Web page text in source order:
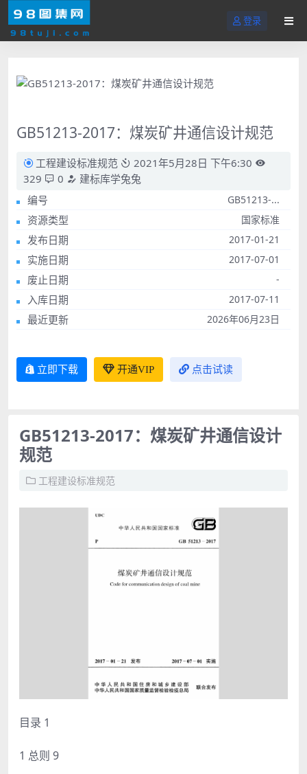
登录
GB51213-2017：煤炭矿井通信设计规范
工程建设标准规范
2021年5月28日 下午6:30
329
0
建标库学兔兔
编号
GB51213-...
资源类型 国家标准
发布日期 2017-01-21
实施日期 2017-07-01
废止日期 -
入库日期 2017-07-11
最近更新 2026年06月23日
立即下载 开通VIP 点击试读
GB51213-2017：煤炭矿井通信设计
规范
工程建设标准规范
目录 1
1 总则 9